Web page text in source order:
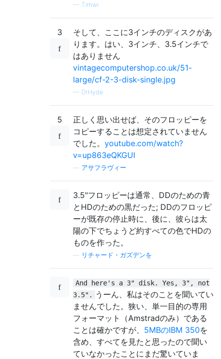
— Timwi
3
そして、ここに3インチのディスクがあ
ります。はい、3インチ、3.5インチで
はありません
vintagecomputershop.co.uk/51-
large/cf-2-3-disk-single.jpg
— DrHyde
5
正しく思い出せば、そのフロッピーを
コピーすることは想定されていません
でした。 youtube.com/watch?
v=up863eQKGUI
アサフラヴィー
3.5"フロッピーは通常、DDのための青
とHDのための黒だった; DDのフロッピ
ーが既存の停止時に、後に、彼らは太
陽の下でちょうど約すべての色でHDの
ものを作った。
リチャード・ガズデンを
And here's a 3" disk. Yes, 3", not
3.5".
うーん、私はそのことを聞いてい
ませんでした。狭い、単一目的の専用
フォーマット（Amstradのみ）である
ことは確かですが、 5MBのIBM 350を
含め、すべてを見たと思ったので聞い
ていなかったことにまだ驚いていま